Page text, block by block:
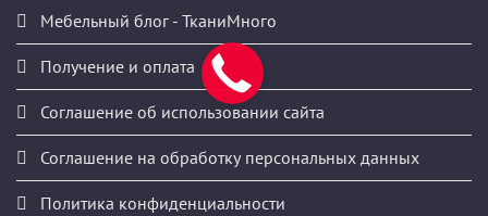
Мебельный блог - ТканиМного
Получение и оплата
Соглашение об использовании сайта
Соглашение на обработку персональных данных
Политика конфиденциальности